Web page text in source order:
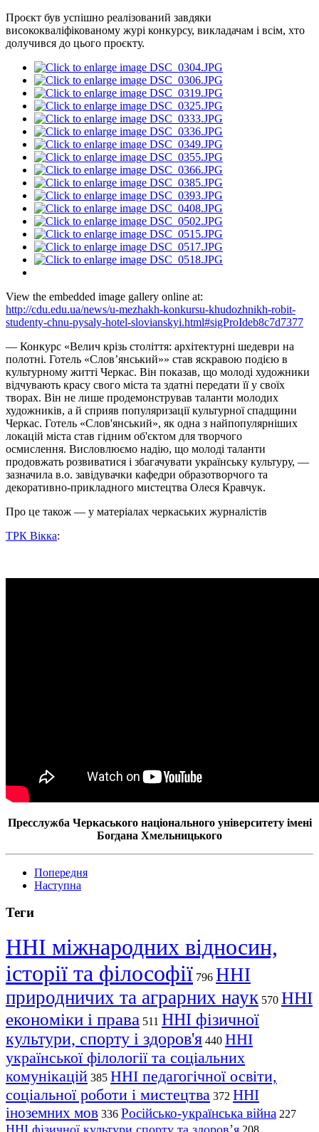
Проєкт був успішно реалізований завдяки
висококваліфікованому журі конкурсу, викладачам і всім, хто
долучився до цього проєкту.
View the embedded image gallery online at:
http://cdu.edu.ua/news/u-mezhakh-konkursu-khudozhnikh-robit-
studenty-chnu-pysaly-hotel-slovianskyi.html#sigProIdeb8c7d7377
— Конкурс «Велич крізь століття: архітектурні шедеври на
полотні. Готель «Слов’янський»» став яскравою подією в
культурному житті Черкас. Він показав, що молоді художники
відчувають красу свого міста та здатні передати її у своїх
творах. Він не лише продемонстрував таланти молодих
художників, а й сприяв популяризації культурної спадщини
Черкас. Готель «Слов'янський», як одна з найпопулярніших
локацій міста став гідним об'єктом для творчого
осмислення. Висловлюємо надію, що молоді таланти
продовжать розвиватися і збагачувати українську культуру, —
зазначила в.о. завідувачки кафедри образотворчого та
декоративно-прикладного мистецтва Олеся Кравчук.
Про це також — у матеріалах черкаських журналістів
ТРК Вікка:
Пресслужба Черкаського національного університету імені
Богдана Хмельницького
Попередня
Наступна
Теги
ННІ міжнародних відносин,
історії та філософії 796 ННІ
природничих та аграрних наук 570 ННІ
економіки і права 511 ННІ фізичної
культури, спорту і здоров'я 440 ННІ
української філології та соціальних
комунікацій 385 ННІ педагогічної освіти,
соціальної роботи і мистецтва 372 ННІ
іноземних мов 336 Російсько-українська війна 227
208